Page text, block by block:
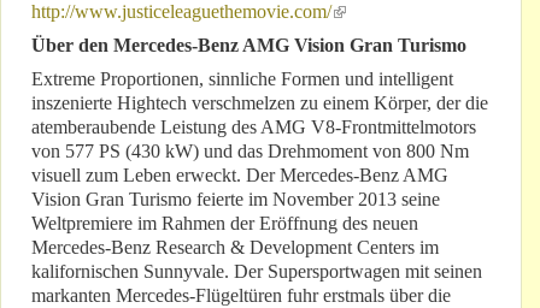
http://www.justiceleaguethemovie.com/(link is external)
Über den Mercedes-Benz AMG Vision Gran Turismo
Extreme Proportionen, sinnliche Formen und intelligent
inszenierte Hightech verschmelzen zu einem Körper, der die
atemberaubende Leistung des AMG V8-Frontmittelmotors
von 577 PS (430 kW) und das Drehmoment von 800 Nm
visuell zum Leben erweckt. Der Mercedes-Benz AMG
Vision Gran Turismo feierte im November 2013 seine
Weltpremiere im Rahmen der Eröffnung des neuen
Mercedes-Benz Research & Development Centers im
kalifornischen Sunnyvale. Der Supersportwagen mit seinen
markanten Mercedes-Flügeltüren fuhr erstmals über die